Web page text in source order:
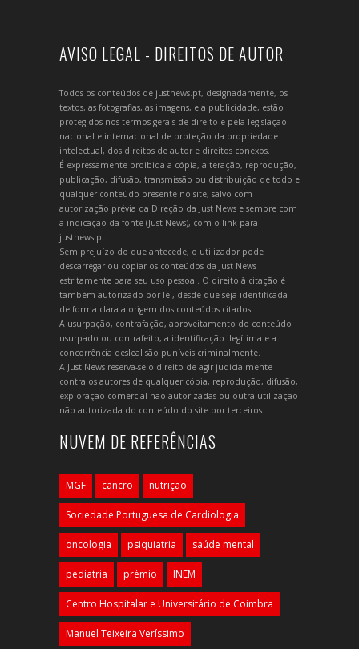
AVISO LEGAL - DIREITOS DE AUTOR
Todos os conteúdos de justnews.pt, designadamente, os
textos, as fotografias, as imagens, e a publicidade, estão
protegidos nos termos gerais de direito e pela legislação
nacional e internacional de proteção da propriedade
intelectual, dos direitos de autor e direitos conexos.
É expressamente proibida a cópia, alteração, reprodução,
publicação, difusão, transmissão ou distribuição de todo e
qualquer conteúdo presente no site, salvo com
autorização prévia da Direção da Just News e sempre com
a indicação da fonte (Just News), com o link para
justnews.pt.
Sem prejuízo do que antecede, o utilizador pode
descarregar ou copiar os conteúdos da Just News
estritamente para seu uso pessoal. O direito à citação é
também autorizado por lei, desde que seja identificada
de forma clara a origem dos conteúdos citados.
A usurpação, contrafação, aproveitamento do conteúdo
usurpado ou contrafeito, a identificação ilegítima e a
concorrência desleal são puníveis criminalmente.
A Just News reserva-se o direito de agir judicialmente
contra os autores de qualquer cópia, reprodução, difusão,
exploração comercial não autorizadas ou outra utilização
não autorizada do conteúdo do site por terceiros.
NUVEM DE REFERÊNCIAS
MGF cancro nutrição
Sociedade Portuguesa de Cardiologia
oncologia psiquiatria saúde mental
pediatria prémio INEM
Centro Hospitalar e Universitário de Coimbra
Manuel Teixeira Veríssimo